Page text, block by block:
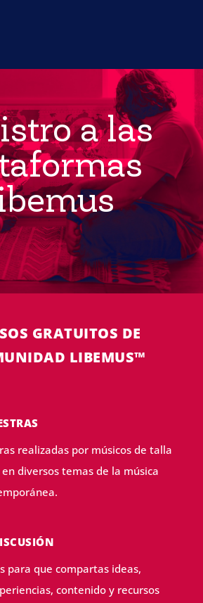
a las
GRATUITOS DE
LIBEMUS™
realizadas por músicos de talla
diversos temas de la música
para que compartas ideas,
contenido y recursos